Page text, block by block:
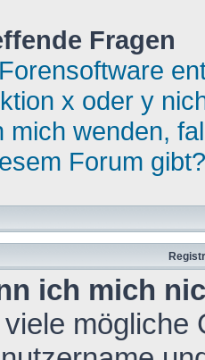
Fragen
x oder y
mich wenden,
Forum gibt?
ich mich